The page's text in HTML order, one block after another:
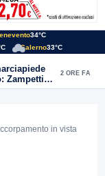
34°C
Salerno33°C
Zampetti e
2 ORE FA
in vista